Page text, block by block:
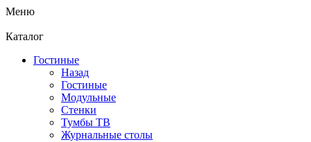
Меню
Каталог
Гостиные
Назад
Гостиные
Модульные
Стенки
Тумбы ТВ
Журнальные столы